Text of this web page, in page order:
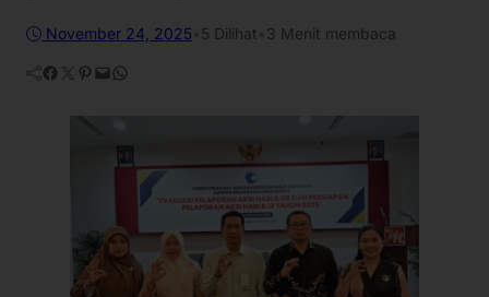
November 24, 2025 5 Dilihat 3 Menit membaca
Facebook Twitter Pinterest Mail WhatsApp